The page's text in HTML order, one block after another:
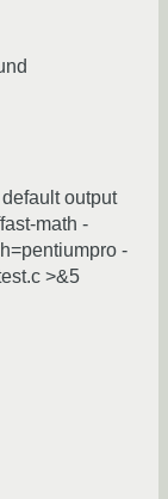
output
math -
-
>&5